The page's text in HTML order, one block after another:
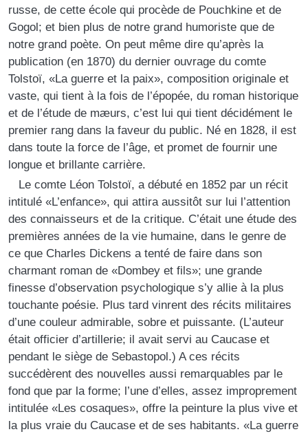
russe, de cette école qui procède de Pouchkine et de
Gogol; et bien plus de notre grand humoriste que de
notre grand poète. On peut même dire qu’après la
publication (en 1870) du dernier ouvrage du comte
Tolstoï, «La guerre et la paix», composition originale et
vaste, qui tient à la fois de l’épopée, du roman historique
et de l’étude de mæurs, c’est lui qui tient décidément le
premier rang dans la faveur du public. Né en 1828, il est
dans toute la force de l’âge, et promet de fournir une
longue et brillante carrière.
Le comte Léon Tolstoï, a débuté en 1852 par un récit
intitulé «L’enfance», qui attira aussitôt sur lui l’attention
des connaisseurs et de la critique. C’était une étude des
premières années de la vie humaine, dans le genre de
ce que Charles Dickens a tenté de faire dans son
charmant roman de «Dombey et fils»; une grande
finesse d’observation psychologique s’y allie à la plus
touchante poésie. Plus tard vinrent des récits militaires
d’une couleur admirable, sobre et puissante. (L’auteur
était officier d’artillerie; il avait servi au Caucase et
pendant le siège de Sebastopol.) A ces récits
succédèrent des nouvelles aussi remarquables par le
fond que par la forme; l’une d’elles, assez improprement
intitulée «Les cosaques», offre la peinture la plus vive et
la plus vraie du Caucase et de ses habitants. «La guerre